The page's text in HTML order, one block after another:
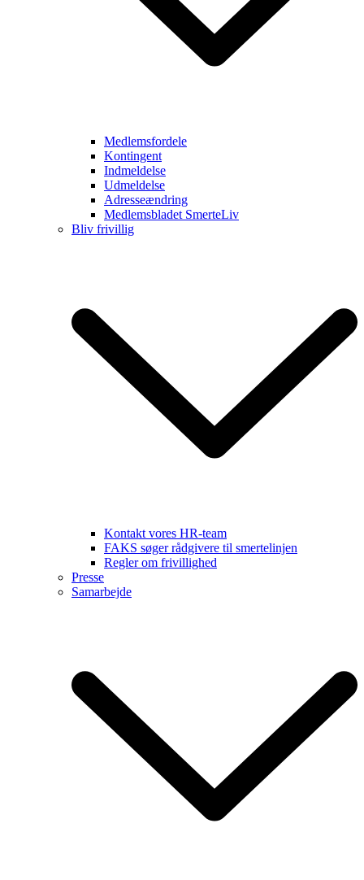
Medlemsfordele
Kontingent
Indmeldelse
Udmeldelse
Adresseændring
Medlemsbladet SmerteLiv
Bliv frivillig
Kontakt vores HR-team
FAKS søger rådgivere til smertelinjen
Regler om frivillighed
Presse
Samarbejde